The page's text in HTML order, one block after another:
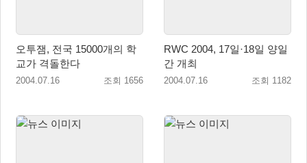
오투잼, 전국 15000개의 학
교가 격돌한다
2004.07.16 조회 1656
RWC 2004, 17일·18일 양일
간 개최
2004.07.16 조회 1182